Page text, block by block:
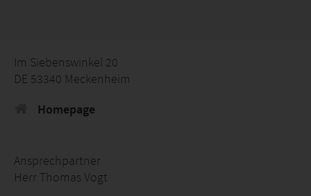
Im Siebenswinkel 20
DE 53340 Meckenheim
Homepage
Ansprechpartner
Herr Thomas Vogt